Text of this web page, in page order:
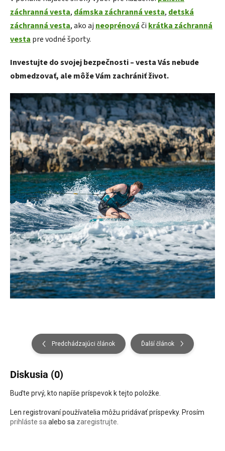
záchranná vesta, dámska záchranná vesta, detská
záchranná vesta, ako aj neoprénováči krátka záchranná
vesta pre vodné športy.
Investujte do svojej bezpečnosti – vesta Vás nebude
obmedzovať, ale môže Vám zachrániť život.
Predchádzajúci článok Ďalší článok
Diskusia (0)
Buďte prvý, kto napíše príspevok k tejto položke.
Len registrovaní používatelia môžu pridávať príspevky. Prosím
prihláste sa alebo sa zaregistrujte